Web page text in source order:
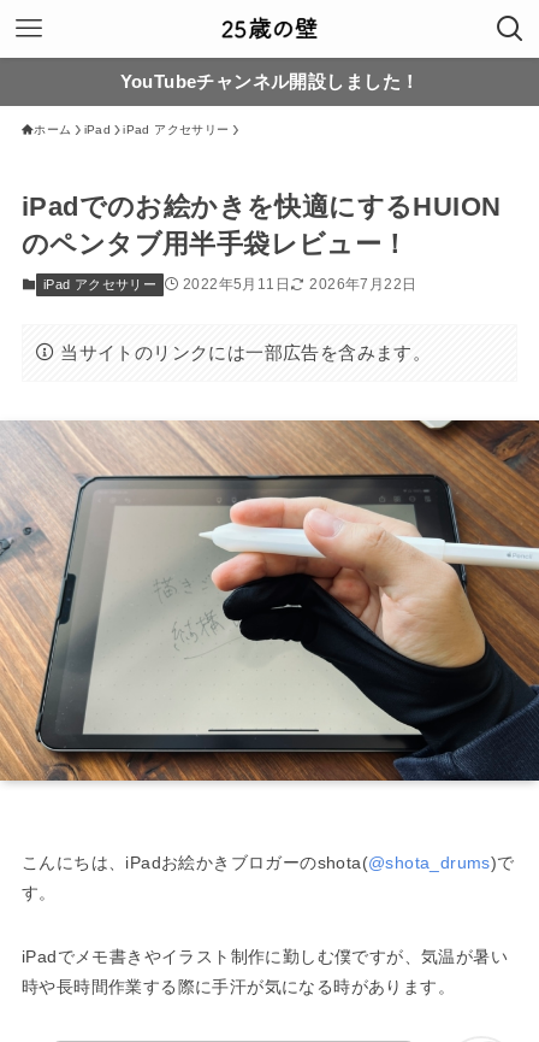
YouTubeチャンネル開設しました！
ホーム iPad iPad アクセサリー
iPadでのお絵かきを快適にするHUION
のペンタブ用半手袋レビュー！
iPad アクセサリー 2022年5月11日 2026年7月22日
当サイトのリンクには一部広告を含みます。
こんにちは、iPadお絵かきブロガーのshota(@shota_drums)で
す。
iPadでメモ書きやイラスト制作に勤しむ僕ですが、気温が暑い
時や長時間作業する際に手汗が気になる時があります。